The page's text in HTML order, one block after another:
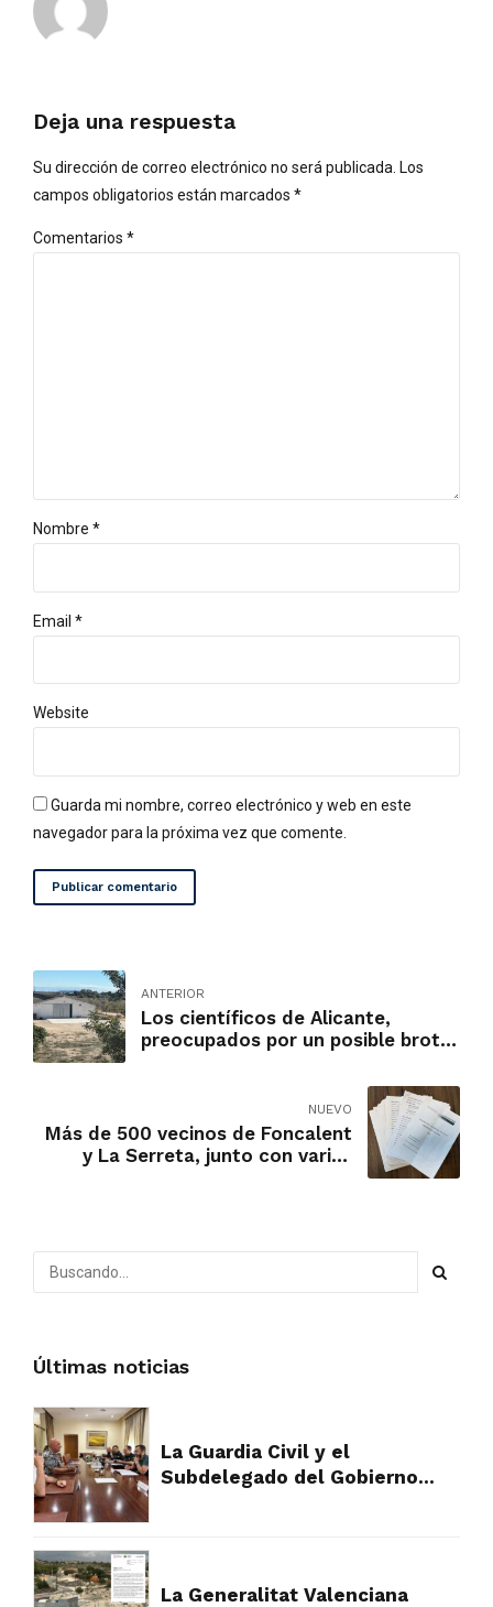
Deja una respuesta
Su dirección de correo electrónico no será publicada. Los
campos obligatorios están marcados *
Comentarios *
Nombre *
Email *
Website
Guarda mi nombre, correo electrónico y web en este
navegador para la próxima vez que comente.
Publicar comentario
ANTERIOR
Los científicos de Alicante,
preocupados por un posible brote
NUEVO
Más de 500 vecinos de Foncalent
y La Serreta, junto con varias
Últimas noticias
La Guardia Civil y el
Subdelegado del Gobierno
La Generalitat Valenciana